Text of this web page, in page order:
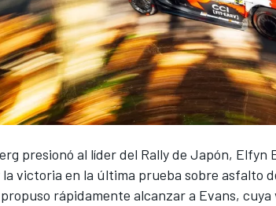
presionó al líder del Rally de Japón,
victoria en la última prueba sobre asfalto
rápidamente alcanzar a Evans,